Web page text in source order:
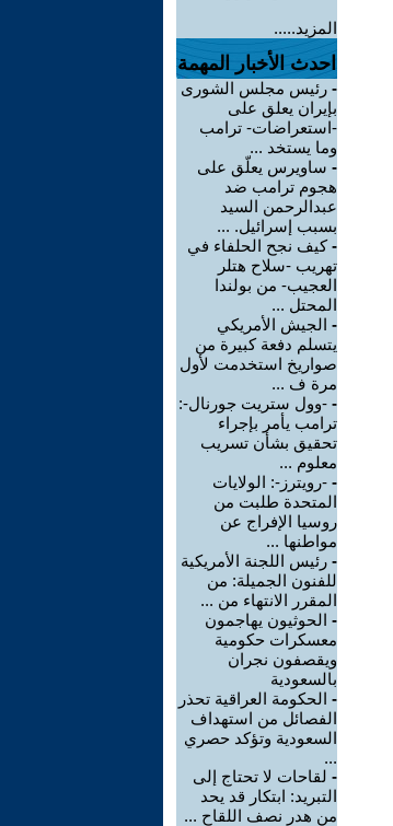
المزيد.....
احدث الأخبار المهمة
- رئيس مجلس الشورى
بإيران يعلق على
-استعراضات- ترامب
وما يستخد ...
- ساويرس يعلّق على
هجوم ترامب ضد
عبدالرحمن السيد
بسبب إسرائيل. ...
-كيف نجح الحلفاء في
تهريب -سلاح هتلر
العجيب- من بولندا
المحتل ...
- الجيش الأمريكي
يتسلم دفعة كبيرة من
صواريخ استخدمت لأول
مرة ف ...
- -وول ستريت جورنال-:
ترامب يأمر بإجراء
تحقيق بشأن تسريب
معلوم ...
- -رويترز-: الولايات
المتحدة طلبت من
روسيا الإفراج عن
مواطنها ...
- رئيس اللجنة الأمريكية
للفنون الجميلة: من
المقرر الانتهاء من ...
- الحوثيون يهاجمون
معسكرات حكومية
ويقصفون نجران
بالسعودية
- الحكومة العراقية تحذر
الفصائل من استهداف
السعودية وتؤكد حصري
...
- لقاحات لا تحتاج إلى
التبريد: ابتكار قد يحد
من هدر نصف اللقاح ...